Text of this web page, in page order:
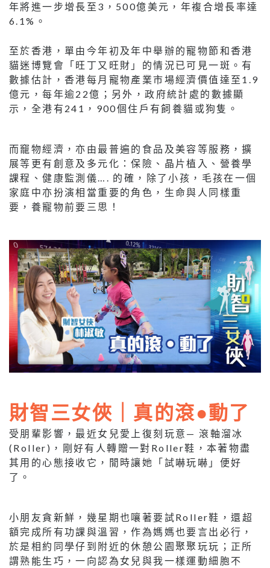
年將進一步增長至3，500億美元，年複合增長率達
6.1%。
至於香港，單由今年初及年中舉辦的寵物節和香港
貓迷博覽會「旺丁又旺財」的情況已可見一斑。有
數據估計，香港每月寵物產業市場經濟價值達至1.9
億元，每年逾22億；另外，政府統計處的數據顯
示，全港有241，900個住戶有飼養貓或狗隻。
而竉物經濟，亦由最普遍的食品及美容等服務，擴
展等更有創意及多元化：保險、晶片植入、營養學
課程、健康監測儀…. 的確，除了小孩，毛孩在一個
家庭中亦扮演相當重要的角色，生命與人同樣重
要，養寵物前要三思！
財智三女俠｜真的滾●動了
受朋輩影響，最近女兒愛上復刻玩意— 滾軸溜冰
(Roller)，剛好有人轉贈一對Roller鞋，本著物盡
其用的心態接收它，閒時讓她「試嚇玩嚇」便好
了。
小朋友貪新鮮，幾星期也嚷著要試Roller鞋，還超
額完成所有功課與溫習，作為媽媽也要言出必行，
於是相約同學仔到附近的休憩公園聚聚玩玩；正所
謂熟能生巧，一向認為女兒與我一樣運動細胞不